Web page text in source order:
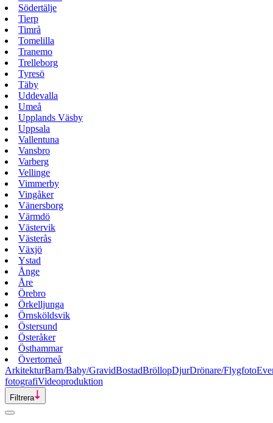
Södertälje
Tierp
Timrå
Tomelilla
Tranemo
Trelleborg
Tyresö
Täby
Uddevalla
Umeå
Upplands Väsby
Uppsala
Vallentuna
Vansbro
Varberg
Vellinge
Vimmerby
Vingåker
Vänersborg
Värmdö
Västervik
Västerås
Växjö
Ystad
Ånge
Åre
Örebro
Örkelljunga
Örnsköldsvik
Östersund
Österåker
Östhammar
Övertorneå
ArkitekturBarn/Baby/GravidBostadBröllopDjurDrönare/Flygfoto
fotografiVideoproduktion
Filtrera